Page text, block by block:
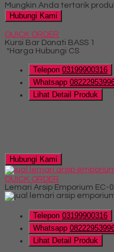
Mungkin Anda tertarik
Hubungi Kami
QUICK ORDER
Kursi Bar Donati BASS 1
*Harga Hubungi CS
Telepon 03199900316
Whatsapp
Lihat Detail Produk
Hubungi Kami
QUICK ORDER
Lemari Arsip Emporium EC-
Telepon 03199900316
Whatsapp
Lihat Detail Produk